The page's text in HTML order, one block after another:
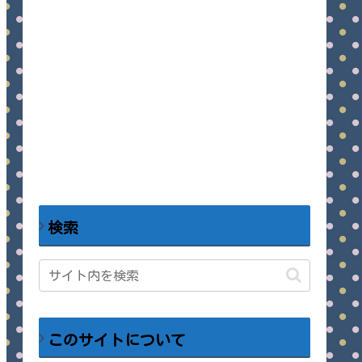
検索
このサイトについて